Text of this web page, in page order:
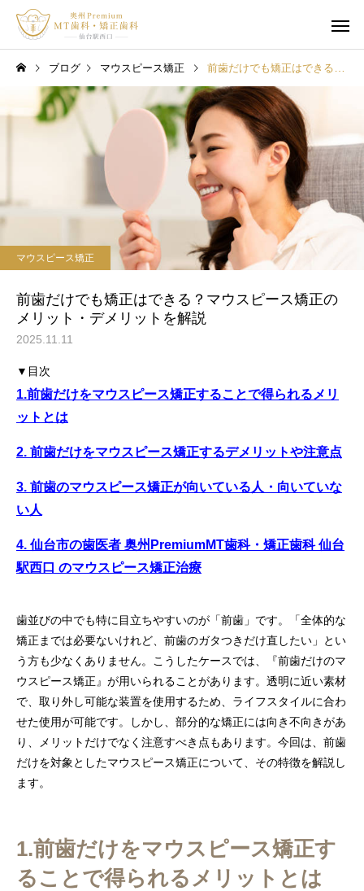
ブログ マウスピース矯正 前歯だけでも矯正はできる？マウスピース矯正のメリット・デメリットを解説
マウスピース矯正
前歯だけでも矯正はできる？マウスピース矯正の
メリット・デメリットを解説
2025.11.11
▼目次
1.前歯だけをマウスピース矯正することで得られるメリ
ットとは
2. 前歯だけをマウスピース矯正するデメリットや注意点
3. 前歯のマウスピース矯正が向いている人・向いていな
い人
4. 仙台市の歯医者 奥州PremiumMT歯科・矯正歯科 仙台
駅西口 のマウスピース矯正治療
歯並びの中でも特に目立ちやすいのが「前歯」です。「全体的な
矯正までは必要ないけれど、前歯のガタつきだけ直したい」とい
う方も少なくありません。こうしたケースでは、『前歯だけのマ
ウスピース矯正』が用いられることがあります。透明に近い素材
で、取り外し可能な装置を使用するため、ライフスタイルに合わ
せた使用が可能です。しかし、部分的な矯正には向き不向きがあ
り、メリットだけでなく注意すべき点もあります。今回は、前歯
だけを対象としたマウスピース矯正について、その特徴を解説し
ます。
1.前歯だけをマウスピース矯正す
ることで得られるメリットとは